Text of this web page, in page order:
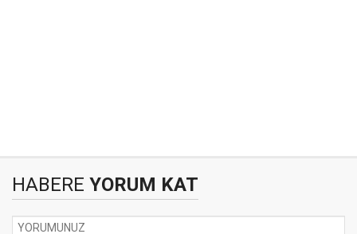
HABERE YORUM KAT